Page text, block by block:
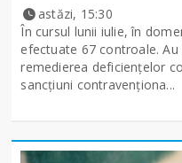
astăzi, 15:30
În cursul lunii iulie, în
efectuate 67 controale.
remedierea deficiențelor
sancţiuni contravenționa...